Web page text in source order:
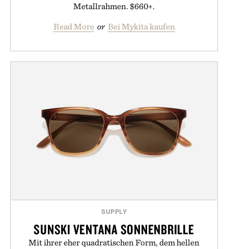
Metallrahmen. $660+.
Read More or Bei Mykita kaufen
SUPPLY
SUNSKI VENTANA SONNENBRILLE
Mit ihrer eher quadratischen Form, dem hellen